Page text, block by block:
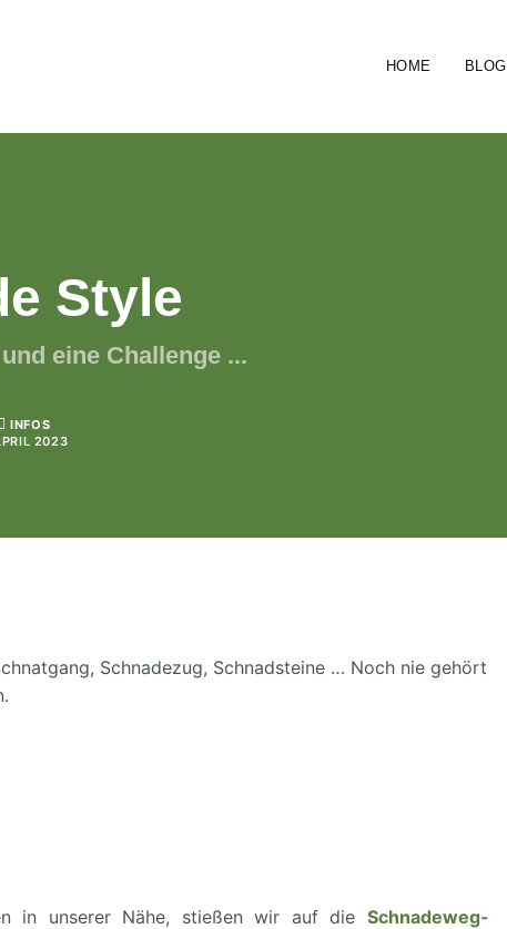
HOME BLOG
Style
eine Challenge ...
INFOS
2023
Schnadezug, Schnadsteine … Noch nie gehört
in unserer Nähe, stießen wir auf die Schnadeweg-